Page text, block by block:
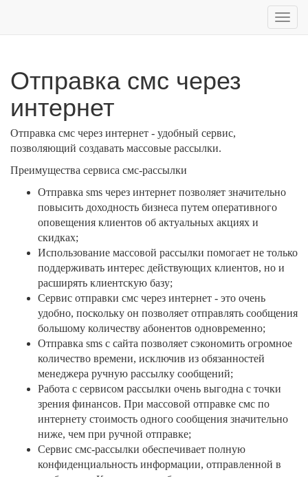
Отправка смс через
интернет
Отправка смс через интернет - удобный сервис,
позволяющий создавать массовые рассылки.
Преимущества сервиса смс-рассылки
Отправка sms через интернет позволяет значительно
повысить доходность бизнеса путем оперативного
оповещения клиентов об актуальных акциях и
скидках;
Использование массовой рассылки помогает не только
поддерживать интерес действующих клиентов, но и
расширять клиентскую базу;
Сервис отправки смс через интернет - это очень
удобно, поскольку он позволяет отправлять сообщения
большому количеству абонентов одновременно;
Отправка sms с сайта позволяет сэкономить огромное
количество времени, исключив из обязанностей
менеджера ручную рассылку сообщений;
Работа с сервисом рассылки очень выгодна с точки
зрения финансов. При массовой отправке смс по
интернету стоимость одного сообщения значительно
ниже, чем при ручной отправке;
Сервис смс-рассылки обеспечивает полную
конфиденциальность информации, отправленной в